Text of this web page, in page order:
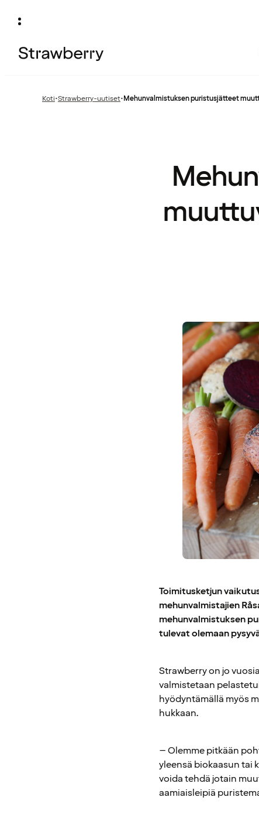
Koti•Edellinen
Strawberry-uutiset•Mehunvalmistuksen puristusjätteet
Toimitusketjun
mehunvalmistajien
mehunvalmistuksen
tulevat olemaan
Strawberry on jo
valmistetaan
hyödyntämällä myös
hukkaan.
– Olemme pitkään
yleensä biokaasun tai
voida tehdä jotain
aamiaisleipiä